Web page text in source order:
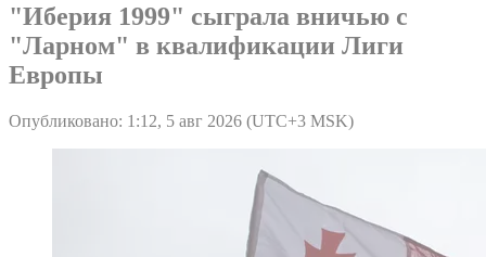
"Иберия 1999" сыграла вничью с
"Ларном" в квалификации Лиги
Европы
Опубликовано: 1:12, 5 авг 2026 (UTC+3 MSK)